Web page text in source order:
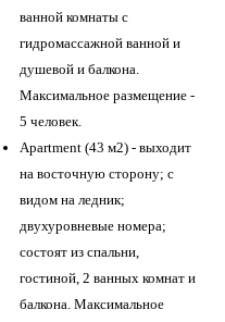
ванной комнаты с
гидромассажной ванной и
душевой и балкона.
Максимальное размещение -
5 человек.
Apartment (43 м2) - выходит
на восточную сторону; с
видом на ледник;
двухуровневые номера;
состоят из спальни,
гостиной, 2 ванных комнат и
балкона. Максимальное